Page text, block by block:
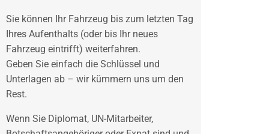
Sie können Ihr Fahrzeug bis zum letzten Tag
Ihres Aufenthalts (oder bis Ihr neues
Fahrzeug eintrifft) weiterfahren.
Geben Sie einfach die Schlüssel und
Unterlagen ab – wir kümmern uns um den
Rest.
Wenn Sie Diplomat, UN-Mitarbeiter,